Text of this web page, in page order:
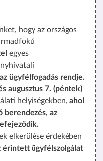
hogy az országos
egyes
ügyfélfogadás rendje.
augusztus 7. (péntek)
helyiségekben, ahol
berendezés, az
elkerülése érdekében
érintett ügyfélszolgálat